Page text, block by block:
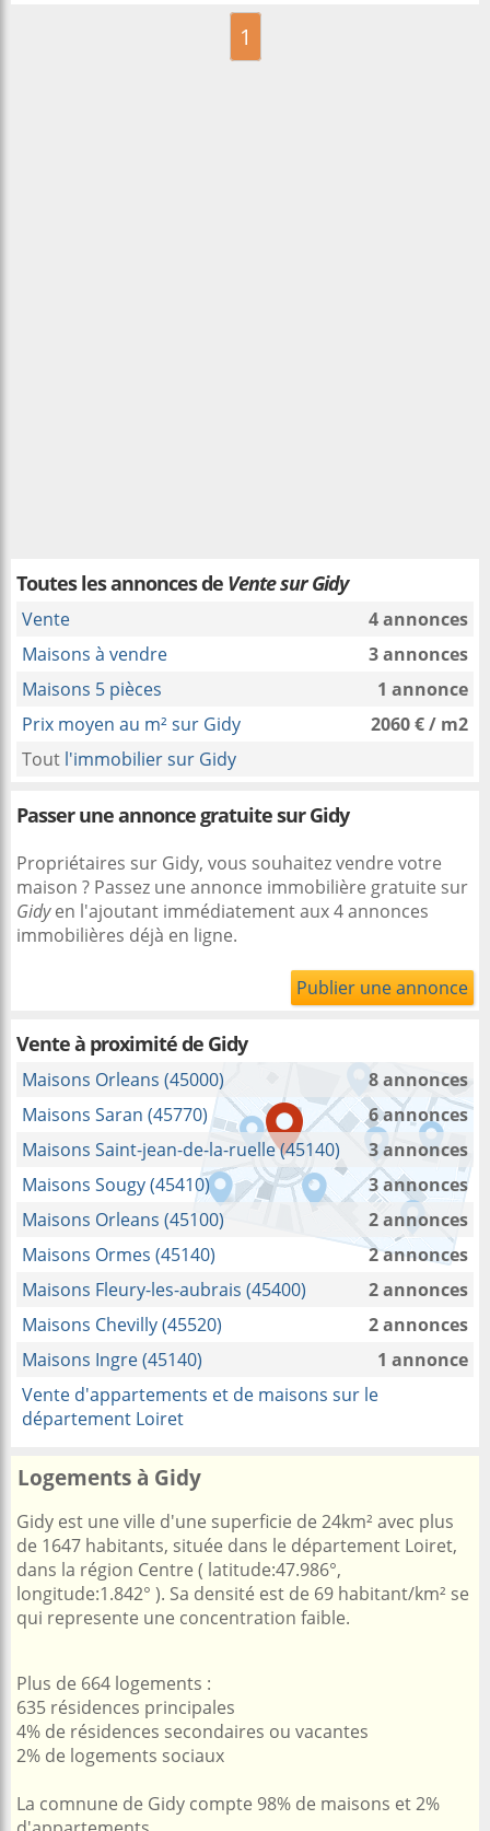
1
Toutes les annonces de Vente sur Gidy
Vente
4 annonces
Maisons à vendre
3 annonces
Maisons 5 pièces
1 annonce
Prix moyen au m² sur Gidy
2060 € / m2
Tout l'immobilier sur Gidy
Passer une annonce gratuite sur Gidy
Propriétaires sur Gidy, vous souhaitez vendre votre
maison ? Passez une annonce immobilière gratuite sur
Gidyen l'ajoutant immédiatement aux 4 annonces
immobilières déjà en ligne.
Publier une annonce
Vente à proximitéde Gidy
Maisons Orleans (45000)
8 annonces
Maisons Saran (45770)
6 annonces
Maisons Saint-jean-de-la-ruelle (45140)
3 annonces
Maisons Sougy (45410)
3 annonces
Maisons Orleans (45100)
2 annonces
Maisons Ormes (45140)
2 annonces
Maisons Fleury-les-aubrais (45400)
2 annonces
Maisons Chevilly (45520)
2 annonces
Maisons Ingre (45140)
1 annonce
Vente d'appartements et de maisons sur le
département Loiret
Logements à Gidy
Gidy est une ville d'une superficie de 24km² avec plus
de 1647 habitants, située dans le département Loiret,
dans la région Centre ( latitude:47.986°,
longitude:1.842° ). Sa densité est de 69 habitant/km² se
qui represente une concentration faible.
Plus de 664 logements :
635 résidences principales
4% de résidences secondaires ou vacantes
2% de logements sociaux
La comnune de Gidy compte 98% de maisons et 2%